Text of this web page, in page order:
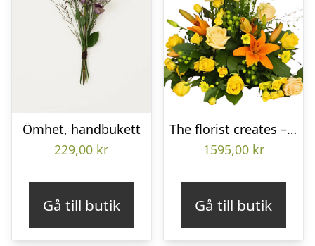
Ömhet, handbukett
229,00 kr
Gå till butik
The florist creates – Funeral decoration
1595,00 kr
Gå till butik